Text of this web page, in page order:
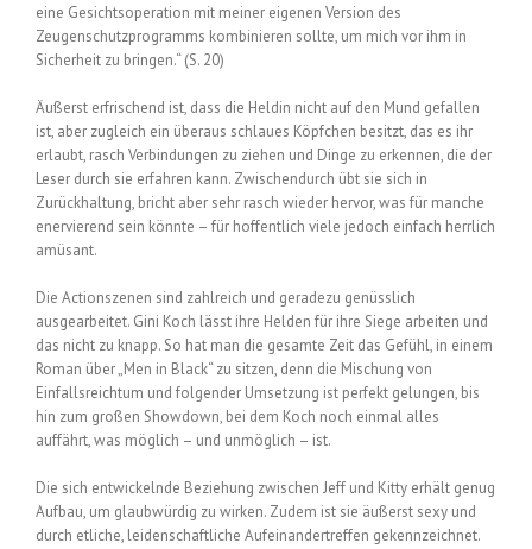
eine Gesichtsoperation mit meiner eigenen Version des
Zeugenschutzprogramms kombinieren sollte, um mich vor ihm in
Sicherheit zu bringen.“ (S. 20)
Äußerst erfrischend ist, dass die Heldin nicht auf den Mund gefallen
ist, aber zugleich ein überaus schlaues Köpfchen besitzt, das es ihr
erlaubt, rasch Verbindungen zu ziehen und Dinge zu erkennen, die der
Leser durch sie erfahren kann. Zwischendurch übt sie sich in
Zurückhaltung, bricht aber sehr rasch wieder hervor, was für manche
enervierend sein könnte – für hoffentlich viele jedoch einfach herrlich
amüsant.
Die Actionszenen sind zahlreich und geradezu genüsslich
ausgearbeitet. Gini Koch lässt ihre Helden für ihre Siege arbeiten und
das nicht zu knapp. So hat man die gesamte Zeit das Gefühl, in einem
Roman über „Men in Black“ zu sitzen, denn die Mischung von
Einfallsreichtum und folgender Umsetzung ist perfekt gelungen, bis
hin zum großen Showdown, bei dem Koch noch einmal alles
auffährt, was möglich – und unmöglich – ist.
Die sich entwickelnde Beziehung zwischen Jeff und Kitty erhält genug
Aufbau, um glaubwürdig zu wirken. Zudem ist sie äußerst sexy und
durch etliche, leidenschaftliche Aufeinandertreffen gekennzeichnet.